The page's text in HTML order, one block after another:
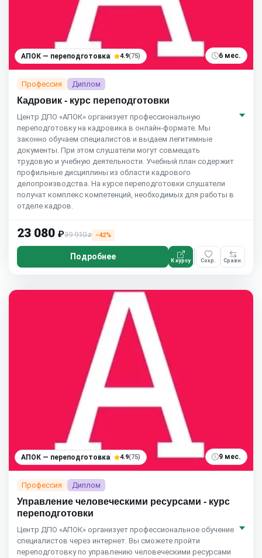
АПОК — переподготовка 4.9(75) 6 мес.
Профессия Диплом
Кадровик - курс переподготовки
Центр ДПО «АПОК» организует профессиональную
переподготовку на кадровика в онлайн-формате. Мы
законно обучаем специалистов и выдаем легитимные
документы. При этом слушатели могут совмещать
трудовую и учебную деятельности. Учебный план содержит
профильные дисциплины из области кадрового
делопроизводства. На курсе переподготовки слушатели
получат комплекс компетенций, необходимых для работы в
отделе кадров.
23 080 ₽39 910₽ −42%
Подробнее К курсу Сохр. Сравн.
АПОК — переподготовка 4.9(75) 9 мес.
Профессия Диплом
Управление человеческими ресурсами - курс
переподготовки
Центр ДПО «АПОК» организует профессиональное обучение
специалистов через интернет. Вы сможете пройти
переподготовку по управлению человеческими ресурсами